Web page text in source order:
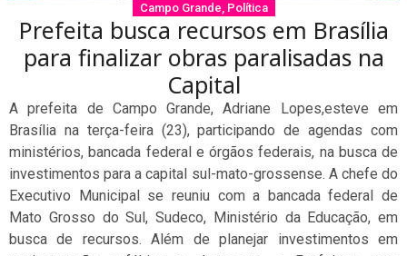
Campo Grande, Política
Prefeita busca recursos em Brasília
para finalizar obras paralisadas na
Capital
A prefeita de Campo Grande, Adriane Lopes,esteve em
Brasília na terça-feira (23), participando de agendas com
ministérios, bancada federal e órgãos federais, na busca de
investimentos para a capital sul-mato-grossense. A chefe do
Executivo Municipal se reuniu com a bancada federal de
Mato Grosso do Sul, Sudeco, Ministério da Educação, em
busca de recursos. Além de planejar investimentos em